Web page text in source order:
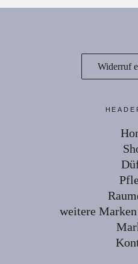
Widerruf
weitere